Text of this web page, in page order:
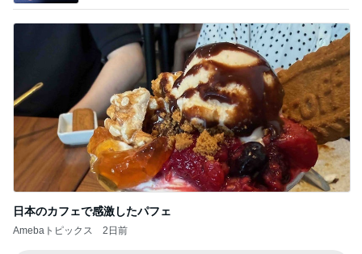
日本のカフェで感激したパフェ
Amebaトピックス 2日前